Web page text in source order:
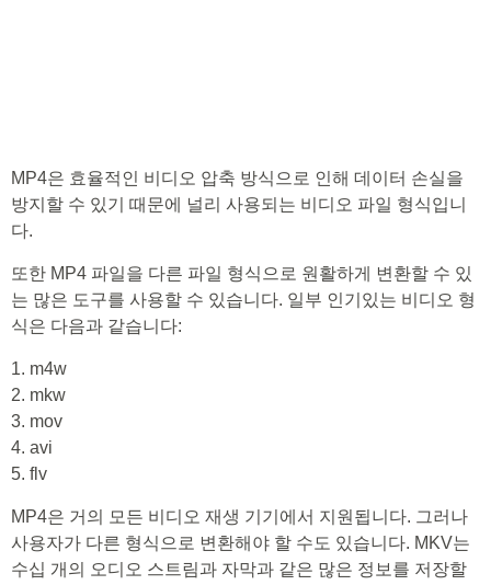
MP4은 효율적인 비디오 압축 방식으로 인해 데이터 손실을
방지할 수 있기 때문에 널리 사용되는 비디오 파일 형식입니
다.
또한 MP4 파일을 다른 파일 형식으로 원활하게 변환할 수 있
는 많은 도구를 사용할 수 있습니다. 일부 인기있는 비디오 형
식은 다음과 같습니다:
1. m4w
2. mkw
3. mov
4. avi
5. flv
MP4은 거의 모든 비디오 재생 기기에서 지원됩니다. 그러나
사용자가 다른 형식으로 변환해야 할 수도 있습니다. MKV는
수십 개의 오디오 스트림과 자막과 같은 많은 정보를 저장할